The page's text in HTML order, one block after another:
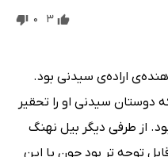
3
0
اراده‌ی سیدنی بود.
دوستان سیدنی او را تحقیر
از طرفی دیگر بیل نهنگ
توجه تر بود چون با این